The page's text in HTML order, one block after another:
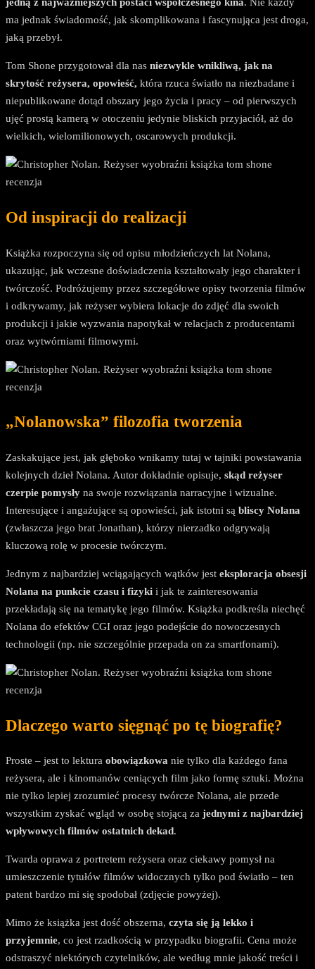
jedną z najważniejszych postaci współczesnego kina. Nie każdy
ma jednak świadomość, jak skomplikowana i fascynująca jest droga,
jaką przebył.
Tom Shone przygotował dla nas niezwykle wnikliwą, jak na
skrytość reżysera, opowieść, która rzuca światło na niezbadane i
niepublikowane dotąd obszary jego życia i pracy – od pierwszych
ujęć prostą kamerą w otoczeniu jedynie bliskich przyjaciół, aż do
wielkich, wielomilionowych, oscarowych produkcji.
Od inspiracji do realizacji
Książka rozpoczyna się od opisu młodzieńczych lat Nolana,
ukazując, jak wczesne doświadczenia kształtowały jego charakter i
twórczość. Podróżujemy przez szczegółowe opisy tworzenia filmów
i odkrywamy, jak reżyser wybiera lokacje do zdjęć dla swoich
produkcji i jakie wyzwania napotykał w relacjach z producentami
oraz wytwórniami filmowymi.
„Nolanowska” filozofia tworzenia
Zaskakujące jest, jak głęboko wnikamy tutaj w tajniki powstawania
kolejnych dzieł Nolana. Autor dokładnie opisuje, skąd reżyser
czerpie pomysły na swoje rozwiązania narracyjne i wizualne.
Interesujące i angażujące są opowieści, jak istotni są bliscy Nolana
(zwłaszcza jego brat Jonathan), którzy nierzadko odgrywają
kluczową rolę w procesie twórczym.
Jednym z najbardziej wciągających wątków jest eksploracja obsesji
Nolana na punkcie czasu i fizyki i jak te zainteresowania
przekładają się na tematykę jego filmów. Książka podkreśla niechęć
Nolana do efektów CGI oraz jego podejście do nowoczesnych
technologii (np. nie szczególnie przepada on za smartfonami).
Dlaczego warto sięgnąć po tę biografię?
Proste – jest to lektura obowiązkowa nie tylko dla każdego fana
reżysera, ale i kinomanów ceniących film jako formę sztuki. Można
nie tylko lepiej zrozumieć procesy twórcze Nolana, ale przede
wszystkim zyskać wgląd w osobę stojącą za jednymi z najbardziej
wpływowych filmów ostatnich dekad.
Twarda oprawa z portretem reżysera oraz ciekawy pomysł na
umieszczenie tytułów filmów widocznych tylko pod światło – ten
patent bardzo mi się spodobał (zdjęcie powyżej).
Mimo że książka jest dość obszerna, czyta się ją lekko i
przyjemnie, co jest rzadkością w przypadku biografii. Cena może
odstraszyć niektórych czytelników, ale według mnie jakość treści i